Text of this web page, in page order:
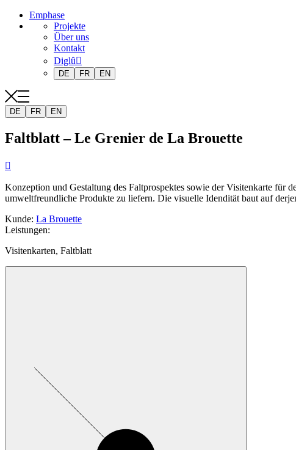
Emphase
Projekte
Über uns
Kontakt
Diglû
DE FR EN
DE FR EN
Faltblatt – Le Grenier de La Brouette

Konzeption und Gestaltung des Faltprospektes sowie der Visitenkarte für
umweltfreundliche Produkte zu liefern. Die visuelle Idendität baut auf
Kunde: La Brouette
Leistungen:
Visitenkarten, Faltblatt